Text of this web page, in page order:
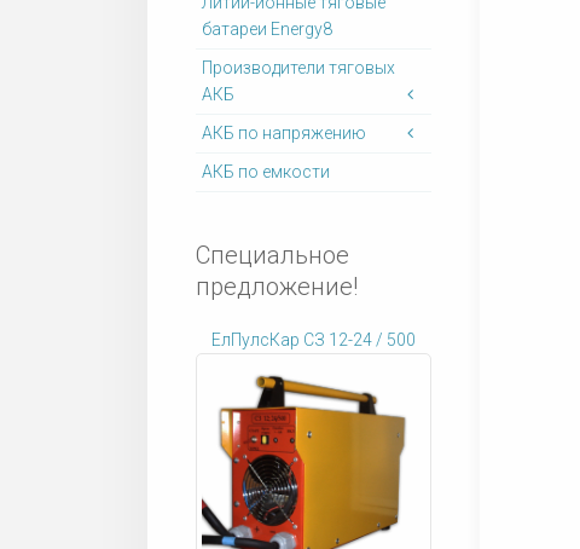
батареи Energy8
Производители тяговых
АКБ
АКБ по напряжению
АКБ по емкости
Специальное
предложение!
ЕлПулсКар СЗ 12-24 / 500